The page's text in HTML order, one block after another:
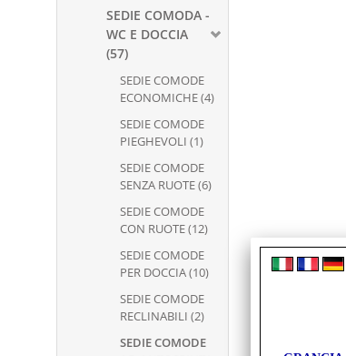
SEDIE COMODA -
WC E DOCCIA
(57)
SEDIE COMODE
ECONOMICHE (4)
SEDIE COMODE
PIEGHEVOLI (1)
SEDIE COMODE
SENZA RUOTE (6)
SEDIE COMODE
CON RUOTE (12)
SEDIE COMODE
PER DOCCIA (10)
SEDIE COMODE
RECLINABILI (2)
SEDIE COMODE